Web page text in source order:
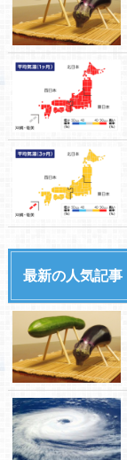
最新の人気記事